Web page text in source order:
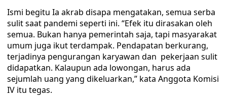
Ismi begitu Ia akrab disapa mengatakan, semua serba
sulit saat pandemi seperti ini. “Efek itu dirasakan oleh
semua. Bukan hanya pemerintah saja, tapi masyarakat
umum juga ikut terdampak. Pendapatan berkurang,
terjadinya pengurangan karyawan dan pekerjaan sulit
didapatkan. Kalaupun ada lowongan, harus ada
sejumlah uang yang dikeluarkan,” kata Anggota Komisi
IV itu tegas.